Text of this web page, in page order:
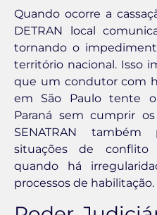
Quando ocorre a
DETRAN local
tornando o
território nacional. Isso
que um condutor com
em São Paulo tente
Paraná sem cumprir
SENATRAN
situações de
quando há
processos de habilitação.